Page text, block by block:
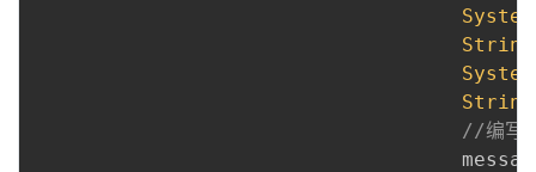
System
String
System
String
//编写